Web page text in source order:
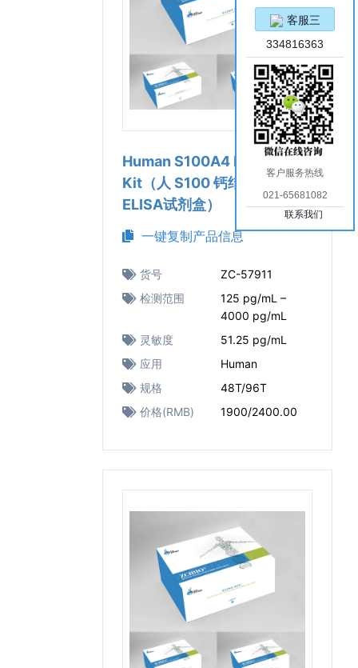
Human S100A4 ELISA
Kit（人 S100 钙结合蛋白 A4
ELISA试剂盒）
一键复制产品信息
货号
ZC-57911
检测范围
125 pg/mL –
4000 pg/mL
灵敏度
51.25 pg/mL
应用
Human
规格
48T/96T
价格(RMB)
1900/2400.00
客服三
334816363
客户服务热线
021-65681082
联系我们